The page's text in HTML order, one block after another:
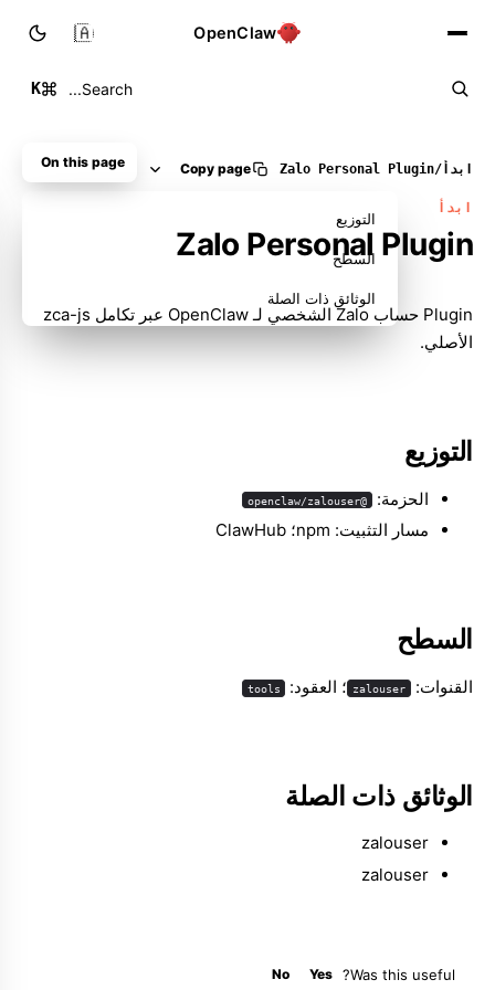
OpenClaw
Search...
K
🇸🇦
ابدأ /
Plugin ‏Zalo Personal
Copy page
ابدأ
Plugin ‏Zalo Personal
Plugin حساب Zalo الشخصي لـ OpenClaw عبر تكامل zca-js
الأصلي.
التوزيع
الحزمة: @openclaw/zalouser
مسار التثبيت: npm؛ ClawHub
السطح
القنوات: zalouser ؛ العقود: tools
الوثائق ذات الصلة
zalouser
zalouser
Was this useful?
Yes
No
On this page
التوزيع
السطح
الوثائق ذات الصلة
Molty